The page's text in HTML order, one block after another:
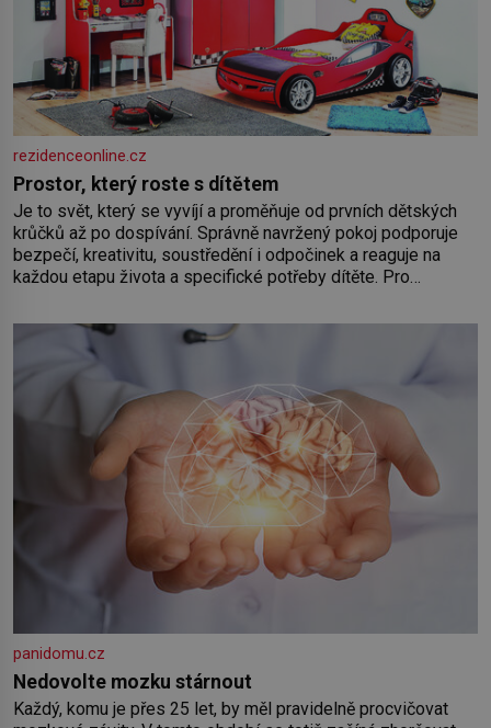
rezidenceonline.cz
Prostor, který roste s dítětem
Je to svět, který se vyvíjí a proměňuje od prvních dětských
krůčků až po dospívání. Správně navržený pokoj podporuje
bezpečí, kreativitu, soustředění i odpočinek a reaguje na
každou etapu života a specifické potřeby dítěte. Pro
by pokoj miminka měl působit především klidně a útulně.
Předškolní věk je
panidomu.cz
Nedovolte mozku stárnout
Každý, komu je přes 25 let, by měl pravidelně procvičovat